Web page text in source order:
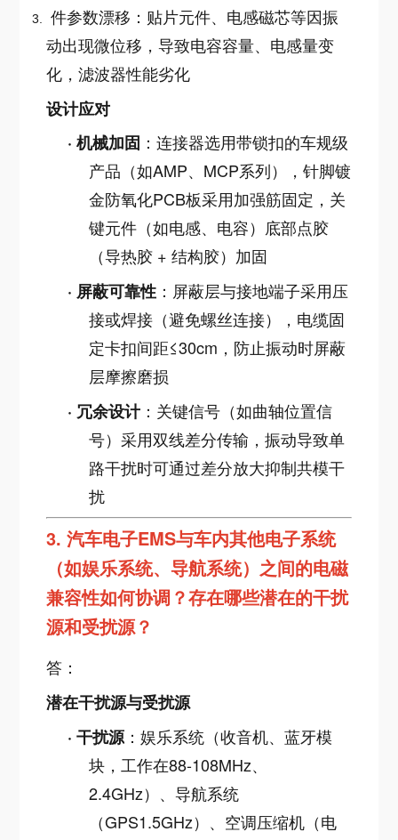
件参数漂移：贴片元件、电感磁芯等因振
动出现微位移，导致电容容量、电感量变
化，滤波器性能劣化
设计应对
·机械加固 ：连接器选用带锁扣的车规级
产品（如AMP、MCP系列），针脚镀
金防氧化PCB板采用加强筋固定，关
键元件（如电感、电容）底部点胶
（导热胶 + 结构胶）加固
· 屏蔽可靠性 ：屏蔽层与接地端子采用压
接或焊接（避免螺丝连接），电缆固
定卡扣间距≤30cm，防止振动时屏蔽
层摩擦磨损
·冗余设计 ：关键信号（如曲轴位置信
号）采用双线差分传输，振动导致单
路干扰时可通过差分放大抑制共模干
扰
3.汽车电子EMS与车内其他电子系统
（如娱乐系统、导航系统）之间的电磁
兼容性如何协调？存在哪些潜在的干扰
源和受扰源？
答：
潜在干扰源与受扰源
·干扰源 ：娱乐系统（收音机、蓝牙模
块，工作在88-108MHz、
2.4GHz）、导航系统
（GPS1.5GHz）、空调压缩机（电